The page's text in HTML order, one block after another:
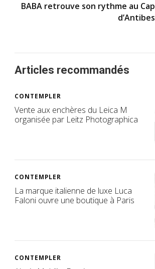
BABA retrouve son rythme au Cap
d’Antibes
Articles recommandés
CONTEMPLER
Vente aux enchères du Leica M
organisée par Leitz Photographica
CONTEMPLER
La marque italienne de luxe Luca
Faloni ouvre une boutique à Paris
CONTEMPLER